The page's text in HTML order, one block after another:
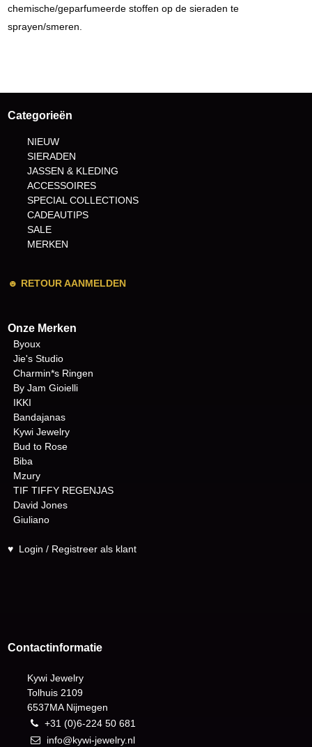
chemische/geparfumeerde stoffen op de sieraden te
sprayen/smeren.
Categorieën
NIEUW
SIERADEN
JASSEN & KLEDING
ACCESSOIRES
SPECIAL COLLECTIONS
CADEAUTIPS
SALE
MERKEN
☻ RETOUR AANMELDEN
Onze Merken
Byoux
Jie's Studio
Charmin*s Ringen
By Jam Gioielli
IKKI
Bandajanas
Kywi Jewelry
Bud to Rose
Biba
Mzury
TIF TIFFY REGENJAS
David Jones
Giuliano
♥ Login / Registreer als klant
Contactinformatie
Kywi Jewelry
Tolhuis 2109
6537MA Nijmegen
+31 (0)6-224 50 681
info@kywi-jewelry.nl